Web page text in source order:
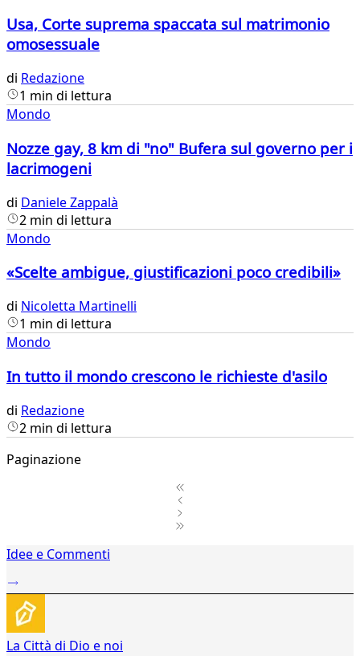
Usa, Corte suprema spaccata sul matrimonio
omosessuale
di Redazione
1 min di lettura
Mondo
Nozze gay, 8 km di "no" Bufera sul governo per i
lacrimogeni
di Daniele Zappalà
2 min di lettura
Mondo
«Scelte ambigue, giustificazioni poco credibili»
di Nicoletta Martinelli
1 min di lettura
Mondo
In tutto il mondo crescono le richieste d'asilo
di Redazione
2 min di lettura
Paginazione
2Idee e Commenti
La Città di Dio e noi